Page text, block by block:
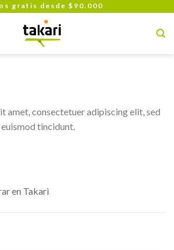
gratis desde $90.000
amet, consectetuer adipiscing elit, sed
tincidunt.
en Takari